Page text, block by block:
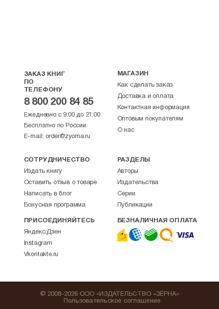
ЗАКАЗ КНИГ
ПО
ТЕЛЕФОНУ
8 800 200 84 85
Ежедневно с 9:00 до 21:00
Бесплатно по России.
E-mail: order@zyorna.ru
МАГАЗИН
Как сделать заказ
Доставка и оплата
Контактная информация
Оптовым покупателям
О нас
СОТРУДНИЧЕСТВО
Издать книгу
Оставить отзыв о товаре
Написать в блог
Бонусная программа
РАЗДЕЛЫ
Авторы
Издательства
Серии
Публикации
ПРИСОЕДИНЯЙТЕСЬ
Яндекс.Дзен
Instagram
Vkontakte.ru
БЕЗНАЛИЧНАЯ ОПЛАТА
© 2008-2026 ООО «ИЗДАТЕЛЬСТВО «ЗЁРНА»
Пользовательское соглашение